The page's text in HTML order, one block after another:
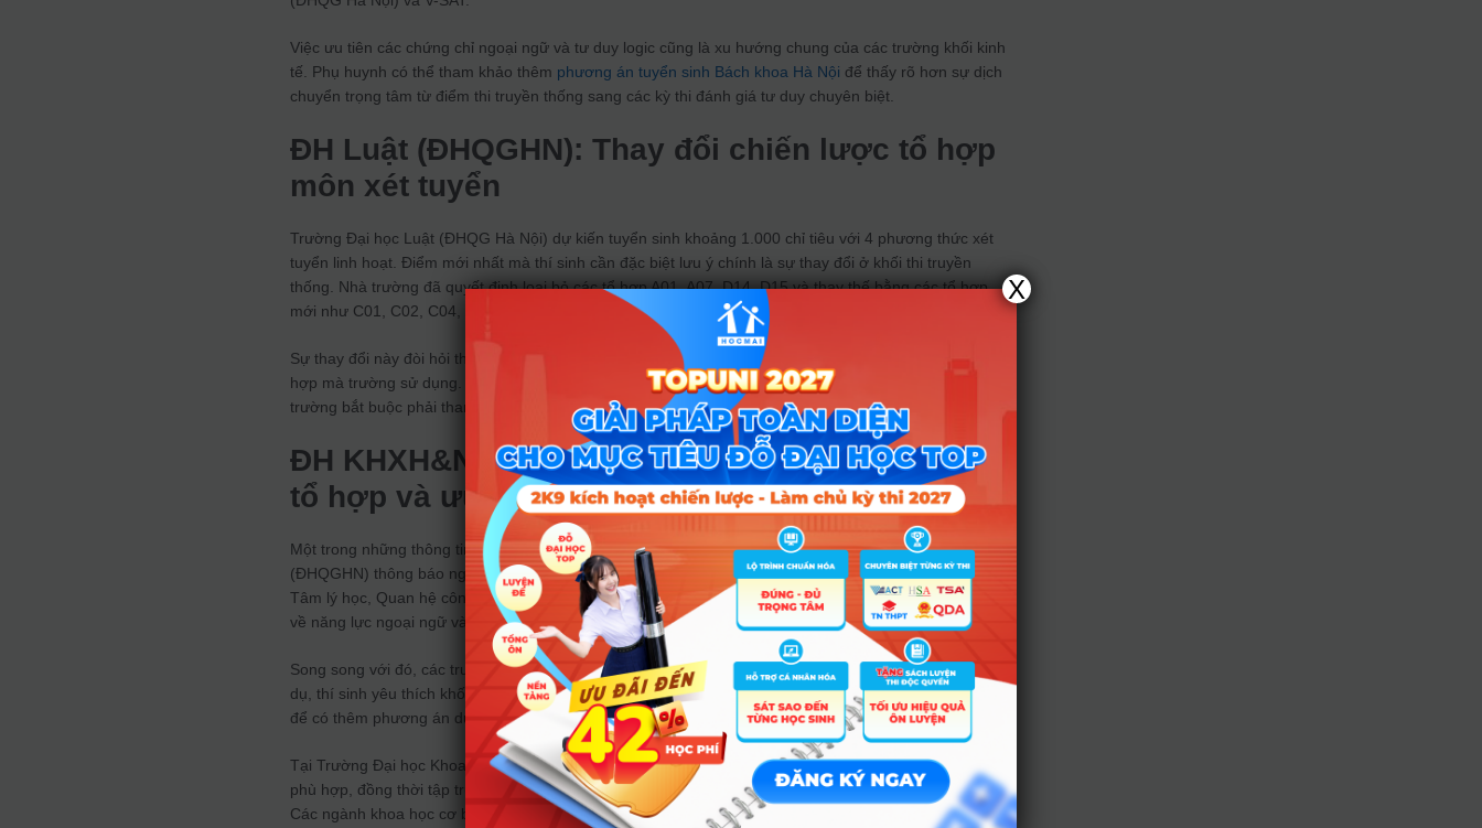
Việc ưu tiên các chứng chỉ ngoại ngữ và tư duy logic cũng là xu hướng chung của các trường khối kinh
tế. Phụ huynh có thể tham khảo thêm phương án tuyển sinh Bách khoa Hà Nội để thấy rõ hơn sự dịch
chuyển trọng tâm từ điểm thi truyền thống sang các kỳ thi đánh giá tư duy chuyên biệt.
ĐH Luật (ĐHQGHN): Thay đổi chiến lược tổ hợp
môn xét tuyển
Trường Đại học Luật (ĐHQG Hà Nội) dự kiến tuyển sinh khoảng 1.000 chỉ tiêu với 4 phương thức xét
tuyển linh hoạt. Điểm mới nhất mà thí sinh cần đặc biệt lưu ý chính là sự thay đổi ở khối thi truyền
thống. Nhà trường đã quyết định loại bỏ các tổ hợp A01, A07, D14, D15 và thay thế bằng các tổ hợp
mới như C01, C02, C04, C14 và D03.
Sự thay đổi này đòi hỏi thí sinh phải điều chỉnh kế hoạch ôn tập ngay từ bây giờ để phù hợp với 7 tổ
hợp mà trường sử dụng. Bên cạnh đó, các thí sinh đã tốt nghiệp từ những năm trước muốn thi vào
trường bắt buộc phải tham gia kỳ thi tốt nghiệp THPT 2026 để lấy căn cứ xét tuyển.
ĐH KHXH&NV và ĐH Khoa học Tự nhiên: “Siết”
tổ hợp và ưu tiên đào tạo tài năng
Một trong những thông tin gây chú ý nhất là việc Trường Đại học Khoa học Xã hội và Nhân văn
(ĐHQGHN) thông báo ngừng xét tuyển khối C00 (Văn, Sử, Địa) đối với 11 ngành “hot” như Báo chí,
Tâm lý học, Quan hệ công chúng và Quốc tế học. Đây là một sự điều chỉnh lớn, phản ánh yêu cầu mới
về năng lực ngoại ngữ và tư duy toán học cho sinh viên khối ngành nhân văn.
Song song với đó, các trường đại học khác cũng đang làm mới mình qua việc đa dạng hóa lựa chọn. Ví
dụ, thí sinh yêu thích khối ngành xanh hoặc giáo dục có thể cập nhậttuyển sinh mầm non Nông Lâm
để có thêm phương án dự phòng.
Tại Trường Đại học Khoa học Tự nhiên (ĐHQGHN), nhà trường cũng đã loại bỏ 11 tổ hợp cũ không còn
phù hợp, đồng thời tập trung mạnh vào các chương trình đào tạo đặc biệt (tài năng và chất lượng cao).
Các ngành khoa học cơ bản như Toán, Lý, Hóa, Sinh sẽ có lộ trình tuyển thẳng và xét tuyển riêng biệt
X